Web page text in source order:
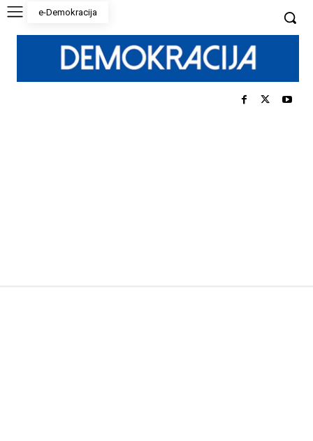
e-Demokracija